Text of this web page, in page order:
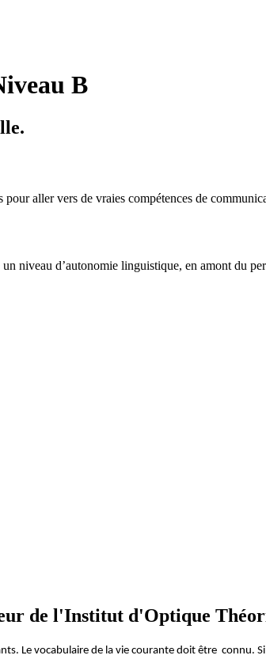
B
aller vers de vraies compétences de
niveau d’autonomie linguistique, en amont du
de l'Institut d'Optique
Le vocabulaire de la vie courante doit être connu.